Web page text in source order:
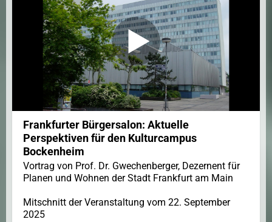
Frankfurter Bürgersalon: Aktuelle
Perspektiven für den Kulturcampus
Bockenheim
Vortrag von Prof. Dr. Gwechenberger, Dezernent für
Planen und Wohnen der Stadt Frankfurt am Main
Mitschnitt der Veranstaltung vom 22. September
2025